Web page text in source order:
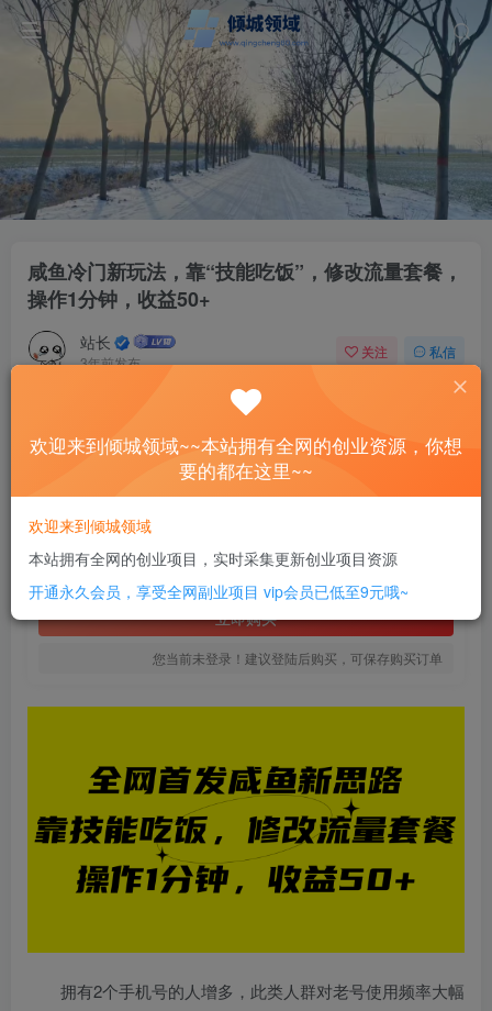
咸鱼冷门新玩法，靠“技能吃饭”，修改流量套餐，
操作1分钟，收益50+
站长
3年前发布
关注 私信
咸鱼冷门新玩法，靠“技能吃饭”，修改流量套餐，操作1分钟，收益50+
此内容为付费资源，请付费后查看
SVIP全站会员 免费
立即购买
您当前未登录！建议登陆后购买，可保存购买订单
拥有2个手机号的人增多，此类人群对老号使用频率大幅
欢迎来到倾城领域~~本站拥有全网的创业资源，你想
要的都在这里~~
欢迎来到倾城领域
本站拥有全网的创业项目，实时采集更新创业项目资源
开通永久会员，享受全网副业项目 vip会员已低至9元哦~